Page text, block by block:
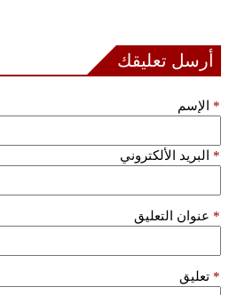
أرسل تعليقك
الإسم *
البريد الألكتروني *
عنوان التعليق *
تعليق *